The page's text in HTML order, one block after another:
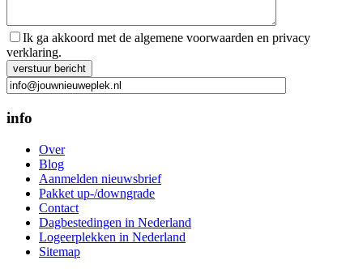
Ik ga akkoord met de algemene voorwaarden en privacy
verklaring.
Gelieve dit veld leeg te laten.
info
Over
Blog
Aanmelden nieuwsbrief
Pakket up-/downgrade
Contact
Dagbestedingen in Nederland
Logeerplekken in Nederland
Sitemap